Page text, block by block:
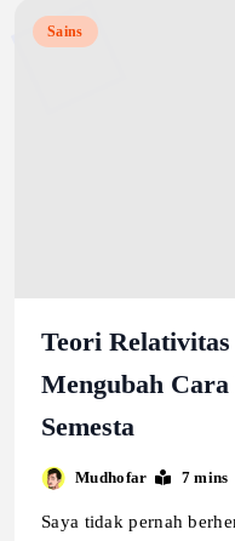
Sains
Teori
Mengubah
Semesta
Mudhofar 7 mins
Saya tidak pernah